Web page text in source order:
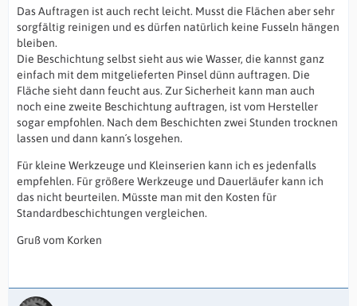
Das Auftragen ist auch recht leicht. Musst die Flächen aber sehr
sorgfältig reinigen und es dürfen natürlich keine Fusseln hängen
bleiben.
Die Beschichtung selbst sieht aus wie Wasser, die kannst ganz
einfach mit dem mitgelieferten Pinsel dünn auftragen. Die
Fläche sieht dann feucht aus. Zur Sicherheit kann man auch
noch eine zweite Beschichtung auftragen, ist vom Hersteller
sogar empfohlen. Nach dem Beschichten zwei Stunden trocknen
lassen und dann kann´s losgehen.
Für kleine Werkzeuge und Kleinserien kann ich es jedenfalls
empfehlen. Für größere Werkzeuge und Dauerläufer kann ich
das nicht beurteilen. Müsste man mit den Kosten für
Standardbeschichtungen vergleichen.
Gruß vom Korken